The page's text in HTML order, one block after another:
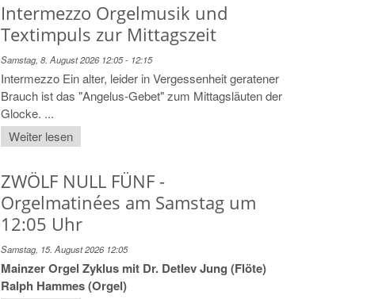
Intermezzo Orgelmusik und
Textimpuls zur Mittagszeit
Samstag, 8. August 2026 12:05 - 12:15
Intermezzo Ein alter, leider in Vergessenheit geratener
Brauch ist das "Angelus-Gebet" zum Mittagsläuten der
Glocke. ...
Weiter lesen
ZWÖLF NULL FÜNF -
Orgelmatinées am Samstag um
12:05 Uhr
Samstag, 15. August 2026 12:05
Mainzer Orgel Zyklus mit Dr. Detlev Jung (Flöte)
Ralph Hammes (Orgel)